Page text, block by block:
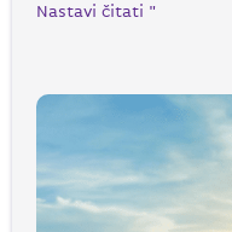
Nastavi čitati "